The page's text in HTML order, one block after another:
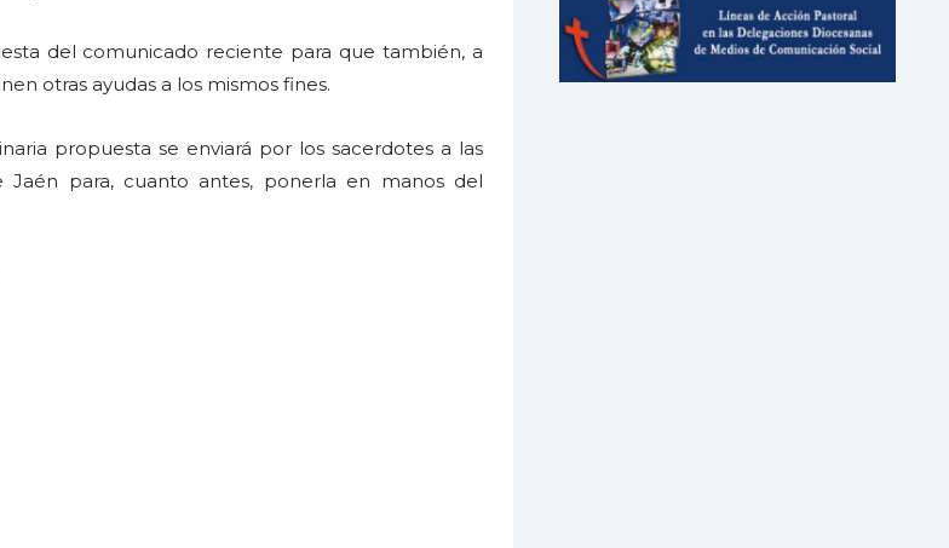
del comunicado reciente para que también, a
otras ayudas a los mismos fines.
propuesta se enviará por los sacerdotes a las
Jaén para, cuanto antes, ponerla en manos del